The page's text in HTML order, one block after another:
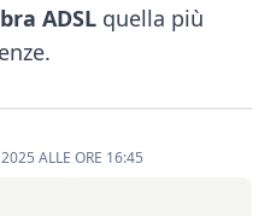
ADSL quella più
ALLE ORE 16:45